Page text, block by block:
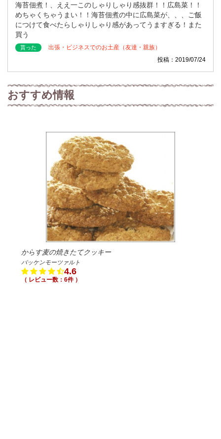
海苔佃煮！、ええ一このしゃりしゃり感抜群！！広島菜！！
めちゃくちゃうまい！！海苔佃煮の中に広島菜が、、、ご飯
につけて食べたらしゃりしゃり感があってうますぎる！また
買う
貰った
出張・ビジネスでのお土産（友達・親族）
投稿：2019/07/24
おすすめ情報
からす麦の焼きたてクッキー
バッケンモーツァルト
4.6
（ レビュー数：6件 ）